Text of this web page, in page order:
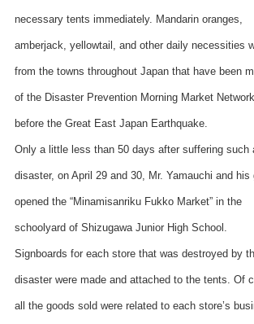
necessary tents immediately. Mandarin oranges,
amberjack, yellowtail, and other daily necessities
from the towns throughout Japan that have been
of the Disaster Prevention Morning Market
before the Great East Japan Earthquake.
Only a little less than 50 days after suffering such
disaster, on April 29 and 30, Mr. Yamauchi and his
opened the “Minamisanriku Fukko Market” in the
schoolyard of Shizugawa Junior High School.
Signboards for each store that was destroyed by
disaster were made and attached to the tents. Of
all the goods sold were related to each store’s